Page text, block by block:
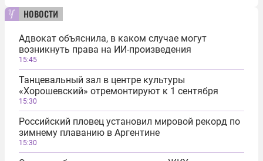
новости
Адвокат объяснила, в каком случае могут
возникнуть права на ИИ-произведения
15:45
Танцевальный зал в центре культуры
«Хорошевский» отремонтируют к 1 сентября
15:30
Российский пловец установил мировой рекорд по
зимнему плаванию в Аргентине
15:30